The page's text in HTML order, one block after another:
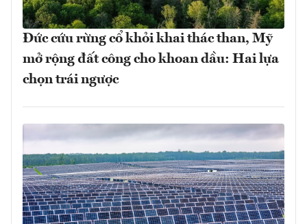
Đức cứu rừng cổ khỏi khai thác than, Mỹ
mở rộng đất công cho khoan dầu: Hai lựa
chọn trái ngược